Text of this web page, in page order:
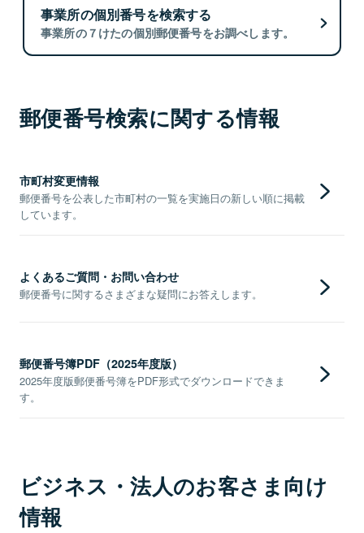
事業所の個別番号を検索する
事業所の７けたの個別郵便番号をお調べします。
郵便番号検索に関する情報
市町村変更情報
郵便番号を公表した市町村の一覧を実施日の新しい順に掲載
しています。
よくあるご質問・お問い合わせ
郵便番号に関するさまざまな疑問にお答えします。
郵便番号簿PDF（2025年度版）
2025年度版郵便番号簿をPDF形式でダウンロードできま
す。
ビジネス・法人のお客さま向け
情報